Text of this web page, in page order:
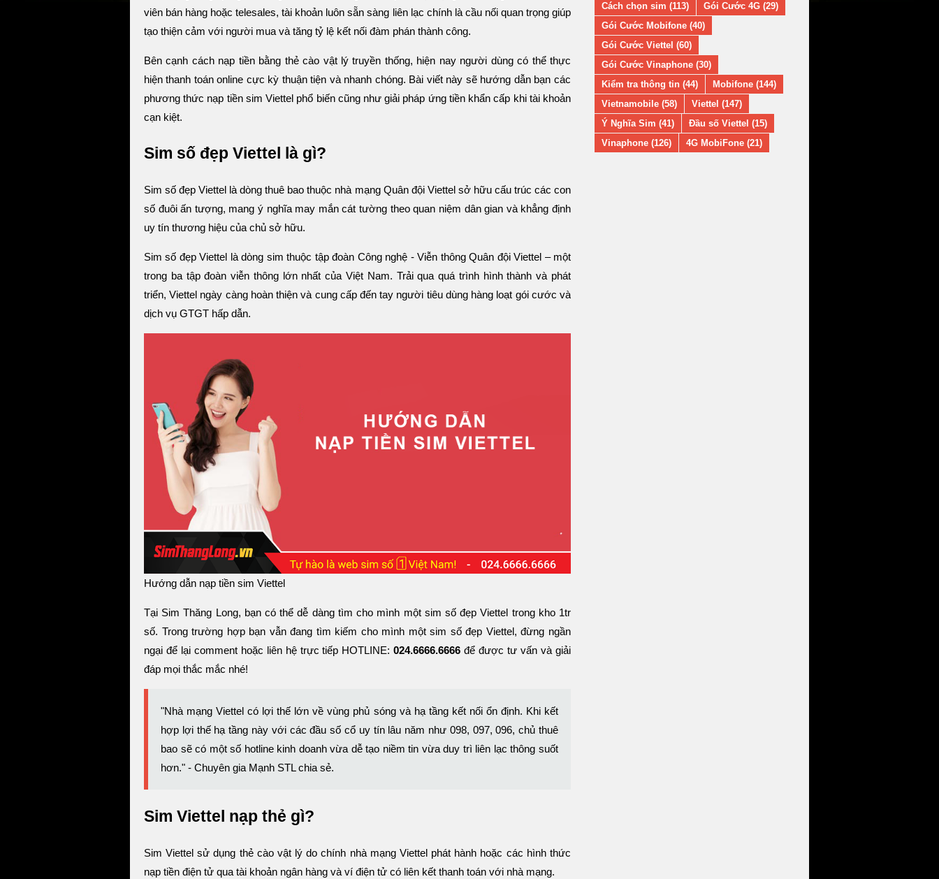
viên bán hàng hoặc telesales, tài khoản luôn sẵn sàng liên lạc chính là cầu nối quan trọng giúp
tạo thiện cảm với người mua và tăng tỷ lệ kết nối đàm phán thành công.
Bên cạnh cách nạp tiền bằng thẻ cào vật lý truyền thống, hiện nay người dùng có thể thực
hiện thanh toán online cực kỳ thuận tiện và nhanh chóng. Bài viết này sẽ hướng dẫn bạn các
phương thức nạp tiền sim Viettel phổ biến cũng như giải pháp ứng tiền khẩn cấp khi tài khoản
cạn kiệt.
Sim số đẹp Viettel là gì?
Sim số đẹp Viettel là dòng thuê bao thuộc nhà mạng Quân đội Viettel sở hữu cấu trúc các con
số đuôi ấn tượng, mang ý nghĩa may mắn cát tường theo quan niệm dân gian và khẳng định
uy tín thương hiệu của chủ sở hữu.
Sim số đẹp Viettel là dòng sim thuộc tập đoàn Công nghệ - Viễn thông Quân đội Viettel – một
trong ba tập đoàn viễn thông lớn nhất của Việt Nam. Trải qua quá trình hình thành và phát
triển, Viettel ngày càng hoàn thiện và cung cấp đến tay người tiêu dùng hàng loạt gói cước và
dịch vụ GTGT hấp dẫn.
Hướng dẫn nạp tiền sim Viettel
Tại Sim Thăng Long, bạn có thể dễ dàng tìm cho mình một sim số đẹp Viettel trong kho 1tr
số. Trong trường hợp bạn vẫn đang tìm kiếm cho mình một sim số đẹp Viettel, đừng ngần
ngại để lại comment hoặc liên hệ trực tiếp HOTLINE:024.6666.6666 để được tư vấn và giải
đáp mọi thắc mắc nhé!
"Nhà mạng Viettel có lợi thế lớn về vùng phủ sóng và hạ tầng kết nối ổn định. Khi kết
hợp lợi thế hạ tầng này với các đầu số cổ uy tín lâu năm như 098, 097, 096, chủ thuê
bao sẽ có một số hotline kinh doanh vừa dễ tạo niềm tin vừa duy trì liên lạc thông suốt
hơn." - Chuyên gia Mạnh STL chia sẻ.
Sim Viettel nạp thẻ gì?
Sim Viettel sử dụng thẻ cào vật lý do chính nhà mạng Viettel phát hành hoặc các hình thức
nạp tiền điện tử qua tài khoản ngân hàng và ví điện tử có liên kết thanh toán với nhà mạng.
Cách chọn sim (113)
Gói Cước 4G (29)
Gói Cước Mobifone (40)
Gói Cước Viettel (60)
Gói Cước Vinaphone (30)
Kiểm tra thông tin (44)
Mobifone (144)
Vietnamobile (58)
Viettel (147)
Ý Nghĩa Sim (41)
Đầu số Viettel (15)
Vinaphone (126)
4G MobiFone (21)